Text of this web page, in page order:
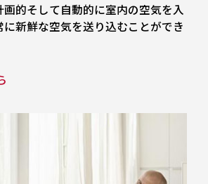
的そして自動的に室内の空気を入
新鮮な空気を送り込むことができ